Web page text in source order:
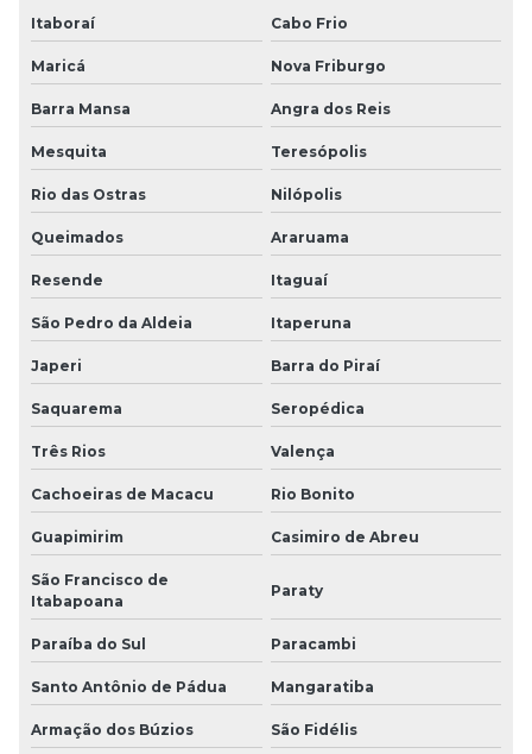
Itaboraí Cabo Frio
Maricá Nova Friburgo
Barra Mansa Angra dos Reis
Mesquita Teresópolis
Rio das Ostras Nilópolis
Queimados Araruama
Resende Itaguaí
São Pedro da Aldeia Itaperuna
Japeri Barra do Piraí
Saquarema Seropédica
Três Rios Valença
Cachoeiras de Macacu Rio Bonito
Guapimirim Casimiro de Abreu
São Francisco de
Itabapoana
Paraty
Paraíba do Sul Paracambi
Santo Antônio de Pádua Mangaratiba
Armação dos Búzios São Fidélis